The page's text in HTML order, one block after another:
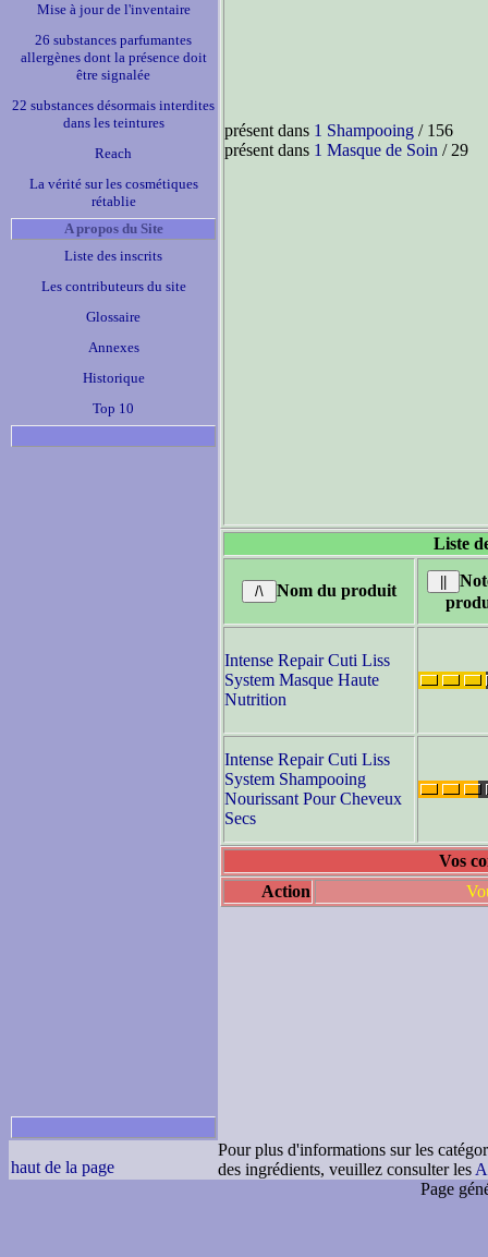
Mise à jour de l'inventaire
26 substances parfumantes
allergènes dont la présence doit
être signalée
22 substances désormais interdites
dans les teintures
Reach
La vérité sur les cosmétiques
rétablie
A propos du Site
Liste des inscrits
Les contributeurs du site
Glossaire
Annexes
Historique
Top 10
présent dans 1 Shampooing / 156
présent dans 1 Masque de Soin / 29
Liste
Nom du produit
Intense Repair Cuti Liss
System Masque Haute
Nutrition
Intense Repair Cuti Liss
System Shampooing
Nourissant Pour Cheveux
Secs
Vos
Action
haut de la page
Pour plus d'informations sur les
des ingrédients, veuillez consulter les
Page